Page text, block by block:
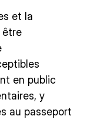
et la
être
en public
y
au passeport